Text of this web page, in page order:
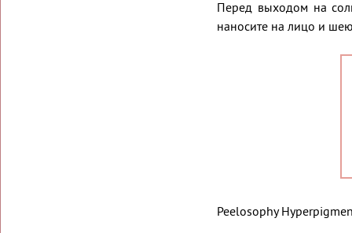
Перед выходом на
наносите на лицо и
Peelosophy